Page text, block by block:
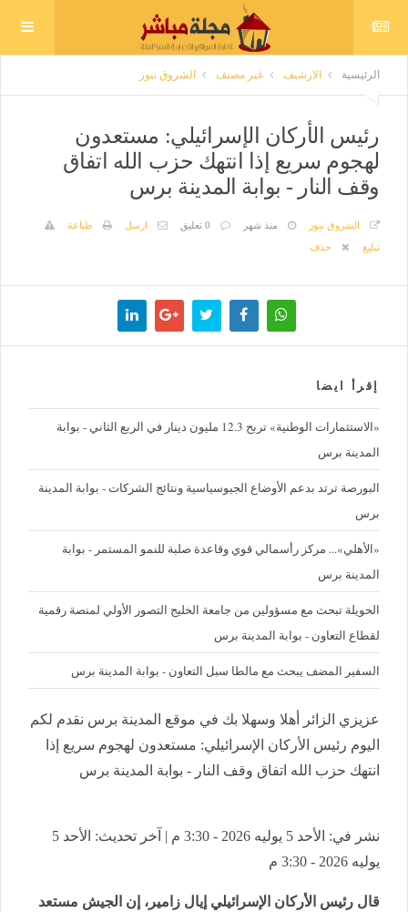
الرئيسية الارشيف غير مصنف الشروق نيوز
رئيس الأركان الإسرائيلي: مستعدون
لهجوم سريع إذا انتهك حزب الله اتفاق
وقف النار - بوابة المدينة برس
الشروق نيوز منذ شهر 0 تعليق ارسل
طباعة
تبليغ
حذف
إقرأ ايضا
«الاستثمارات الوطنية» تربح 12.3 مليون دينار في الربع الثاني - بوابة
المدينة برس
البورصة ترتد بدعم الأوضاع الجيوسياسية ونتائج الشركات - بوابة المدينة
برس
«الأهلي»... مركز رأسمالي قوي وقاعدة صلبة للنمو المستمر - بوابة
المدينة برس
الحويلة تبحث مع مسؤولين من جامعة الخليج التصور الأولي لمنصة رقمية
لقطاع التعاون - بوابة المدينة برس
السفير المضف يبحث مع مالطا سبل التعاون - بوابة المدينة برس
عزيزي الزائر أهلا وسهلا بك في موقع المدينة برس نقدم لكم
اليوم رئيس الأركان الإسرائيلي: مستعدون لهجوم سريع إذا
انتهك حزب الله اتفاق وقف النار - بوابة المدينة برس
نشر في: الأحد 5 يوليه 2026 - 3:30 م | آخر تحديث: الأحد 5
يوليه 2026 - 3:30 م
قال رئيس الأركان الإسرائيلي إيال زامير، إن الجيش مستعد